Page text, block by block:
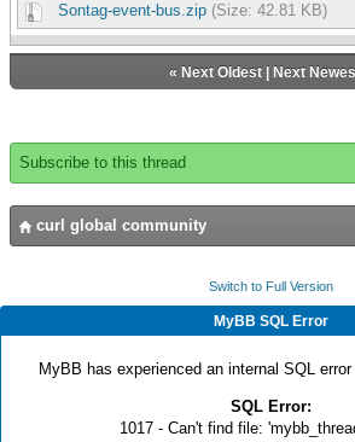
Sontag-event-bus.zip (Size: 42.81 KB)
« Next Oldest| Next
Subscribe to this thread
curl global community
Switch to Full Version
MyBB SQL Error
MyBB has experienced an internal SQL
SQL Error:
1017 - Can't find file: